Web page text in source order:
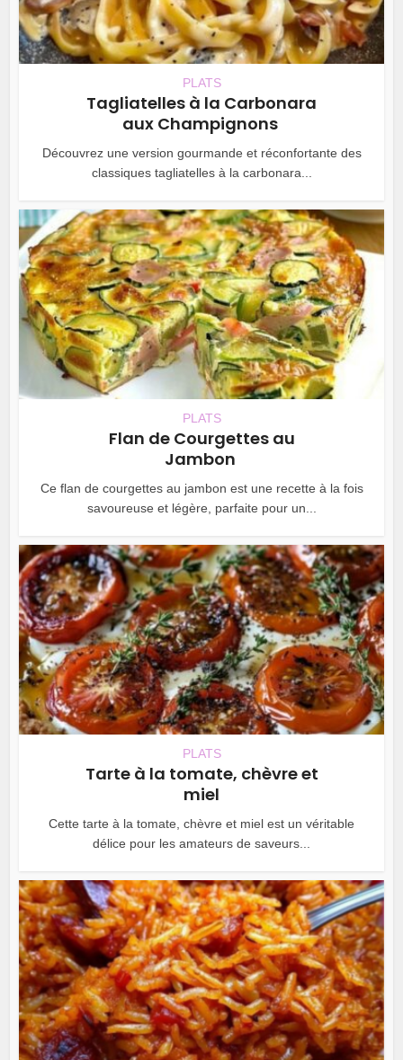
PLATS
Tagliatelles à la Carbonara
aux Champignons
Découvrez une version gourmande et réconfortante des
classiques tagliatelles à la carbonara...
PLATS
Flan de Courgettes au
Jambon
Ce flan de courgettes au jambon est une recette à la fois
savoureuse et légère, parfaite pour un...
PLATS
Tarte à la tomate, chèvre et
miel
Cette tarte à la tomate, chèvre et miel est un véritable
délice pour les amateurs de saveurs...